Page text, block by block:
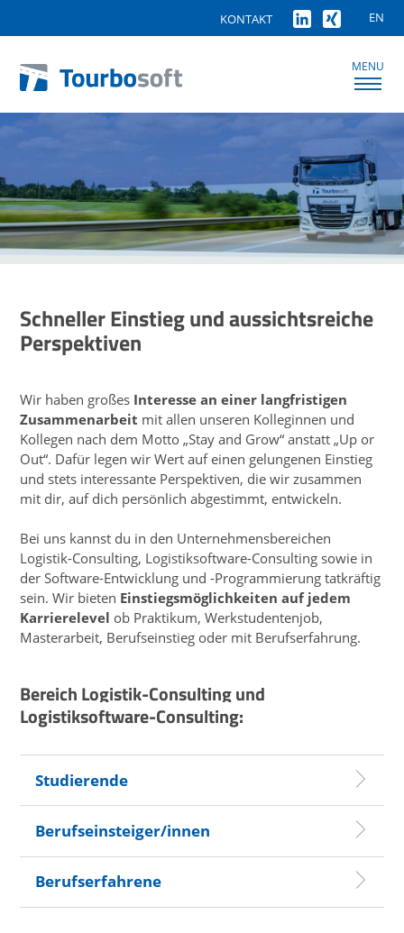
EN
KONTAKT
MENU
Schneller Einstieg und aussichtsreiche
Perspektiven
Wir haben großes Interesse an einer langfristigen
Zusammenarbeit mit allen unseren Kolleginnen und
Kollegen nach dem Motto „Stay and Grow“ anstatt „Up or
Out“. Dafür legen wir Wert auf einen gelungenen Einstieg
und stets interessante Perspektiven, die wir zusammen
mit dir, auf dich persönlich abgestimmt, entwickeln.
Bei uns kannst du in den Unternehmensbereichen
Logistik-Consulting, Logistiksoftware-Consulting sowie in
der Software-Entwicklung und -Programmierung tatkräftig
sein. Wir bieten Einstiegsmöglichkeiten auf jedem
Karrierelevel ob Praktikum, Werkstudentenjob,
Masterarbeit, Berufseinstieg oder mit Berufserfahrung.
Bereich Logistik-Consulting und
Logistiksoftware-Consulting:
Studierende
Berufseinsteiger/innen
Berufserfahrene